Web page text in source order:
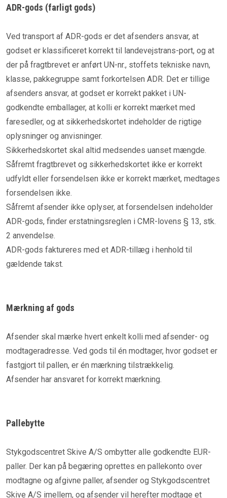
ADR-gods (farligt gods)
Ved transport af ADR-gods er det afsenders ansvar, at
godset er klassificeret korrekt til landevejstrans-port, og at
der på fragtbrevet er anført UN-nr., stoffets tekniske navn,
klasse, pakkegruppe samt forkortelsen ADR. Det er tillige
afsenders ansvar, at godset er korrekt pakket i UN-
godkendte emballager, at kolli er korrekt mærket med
faresedler, og at sikkerhedskortet indeholder de rigtige
oplysninger og anvisninger.
Sikkerhedskortet skal altid medsendes uanset mængde.
Såfremt fragtbrevet og sikkerhedskortet ikke er korrekt
udfyldt eller forsendelsen ikke er korrekt mærket, medtages
forsendelsen ikke.
Såfremt afsender ikke oplyser, at forsendelsen indeholder
ADR-gods, finder erstatningsreglen i CMR-lovens § 13, stk.
2 anvendelse.
ADR-gods faktureres med et ADR-tillæg i henhold til
gældende takst.
Mærkning af gods
Afsender skal mærke hvert enkelt kolli med afsender- og
modtageradresse. Ved gods til én modtager, hvor godset er
fastgjort til pallen, er én mærkning tilstrækkelig.
Afsender har ansvaret for korrekt mærkning.
Pallebytte
Stykgodscentret Skive A/S ombytter alle godkendte EUR-
paller. Der kan på begæring oprettes en pallekonto over
modtagne og afgivne paller, afsender og Stykgodscentret
Skive A/S imellem, og afsender vil herefter modtage et